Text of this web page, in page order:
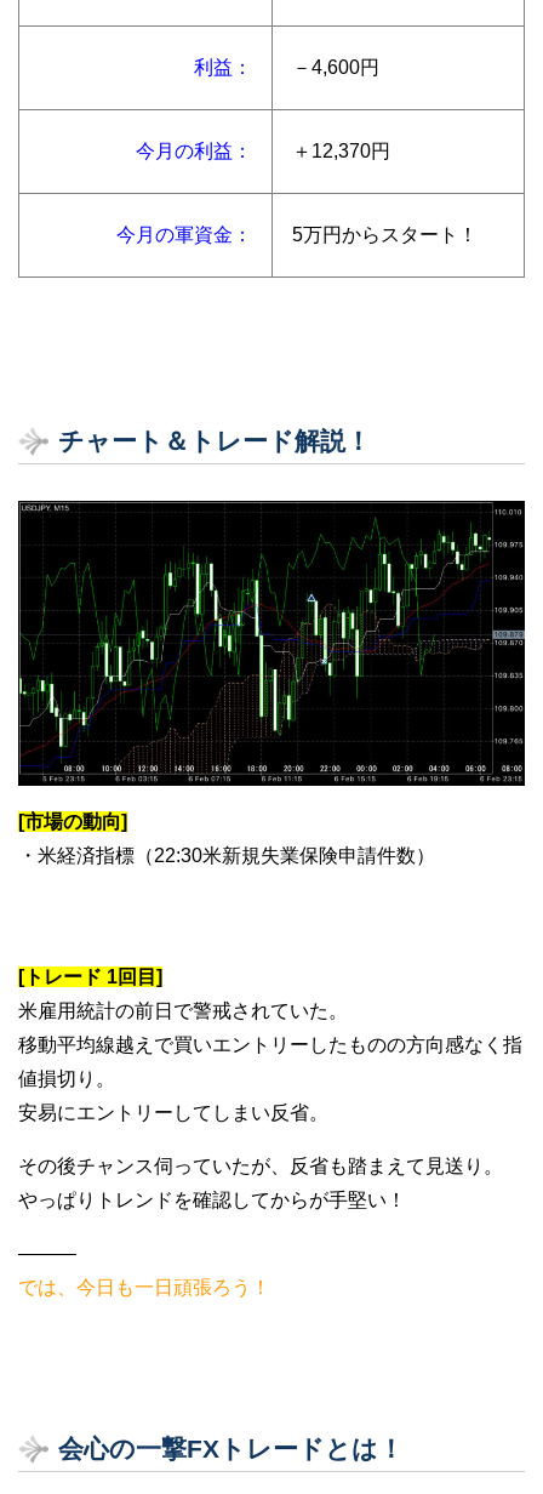
利益： －4,600円
今月の利益： ＋12,370円
今月の軍資金： 5万円からスタート！
チャート＆トレード解説！
[市場の動向]
・米経済指標（22:30米新規失業保険申請件数）
[トレード 1回目]
米雇用統計の前日で警戒されていた。
移動平均線越えで買いエントリーしたものの方向感なく指
値損切り。
安易にエントリーしてしまい反省。
その後チャンス伺っていたが、反省も踏まえて見送り。
やっぱりトレンドを確認してからが手堅い！
———
では、今日も一日頑張ろう！
会心の一撃FXトレードとは！